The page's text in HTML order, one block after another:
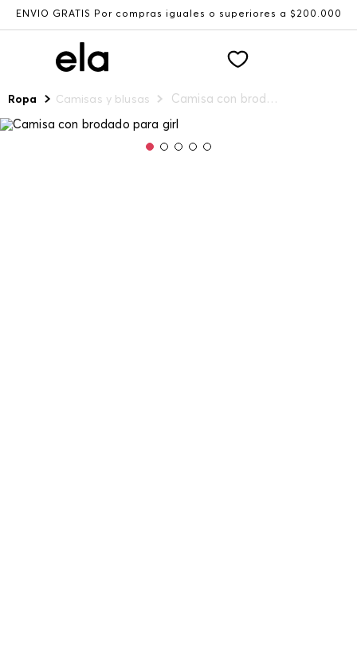
ENVÍO GRATIS Por compras iguales o superiores a $200.000
Ropa Camisas y blusas Camisa con brodado para girl